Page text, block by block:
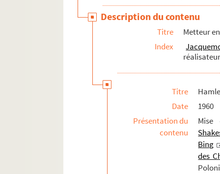
George Dandin (1961 ; tournée)
Le médecin volant (1961 ; tournée)
Le songe d'une nuit d'été (1961 ;
On ne badine pas avec l'amour
L'amour de Don Perlimplin avec
L'apollon de Bellac (1962 ; tournée)
Le malade imaginaire (1962 ? ;
Cécile ou l'école des pères (1962 ;
George Dandin (1962 ; tournée)
Maître Pathelin (1962 ; Théâtre de
Description du contenu
Titre
Metteur
Index
Titre
Date
1960
Présentation du
contenu
Bing
des